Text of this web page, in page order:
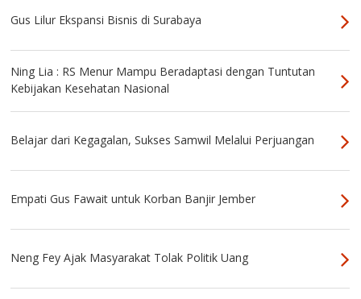
Gus Lilur Ekspansi Bisnis di Surabaya
Ning Lia : RS Menur Mampu Beradaptasi dengan Tuntutan
Kebijakan Kesehatan Nasional
Belajar dari Kegagalan, Sukses Samwil Melalui Perjuangan
Empati Gus Fawait untuk Korban Banjir Jember
Neng Fey Ajak Masyarakat Tolak Politik Uang